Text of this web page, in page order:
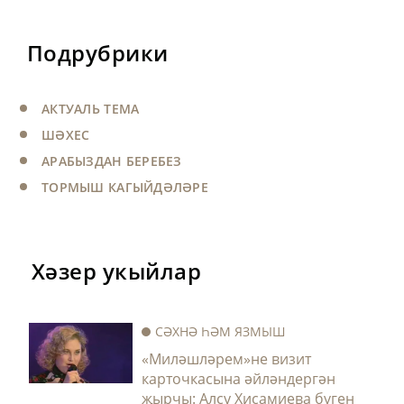
Подрубрики
АКТУАЛЬ ТЕМА
ШӘХЕС
АРАБЫЗДАН БЕРЕБЕЗ
ТОРМЫШ КАГЫЙДӘЛӘРЕ
Хәзер укыйлар
СӘХНӘ ҺӘМ ЯЗМЫШ
«Миләшләрем»не визит
карточкасына әйләндергән
җырчы: Алсу Хисамиева бүген